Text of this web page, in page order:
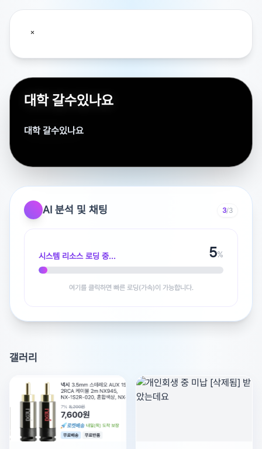
대학 갈수있나요
대학 갈수있나요
AI 분석 및 채팅 3/3
시스템 리소스 로딩 중... 6%
여기를 클릭하면 빠른 로딩(가속)이 가능합니다.
갤러리